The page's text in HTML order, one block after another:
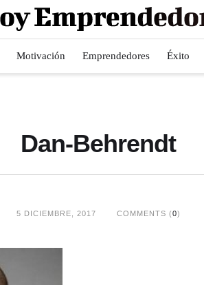
Motivación Emprendedores Éxito
Dan-Behrendt
5 DICIEMBRE, 2017 COMMENTS (0)